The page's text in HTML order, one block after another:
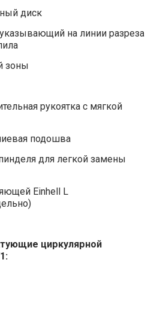
диск
на линии разреза
зоны
рукоятка с мягкой
подошва
для легкой замены
Einhell L
циркулярной
: